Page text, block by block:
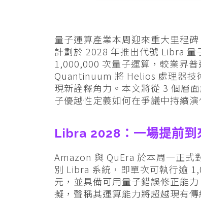
量子運算產業本周迎來重大里程
計劃於 2028 年推出代號 Libra 量
1,000,000 次量子運算，較業界
Quantinuum 將 Helios 處理器技
現新詮釋角力。本文將從 3 個層
子優越性定義如何在爭議中持續演
Libra 2028：一場提前到
Amazon 與 QuEra 於本周一正式
別 Libra 系統，即單次可執行逾
元，並具備可用量子錯誤修正能
擬，聲稱其運算能力將超越現有